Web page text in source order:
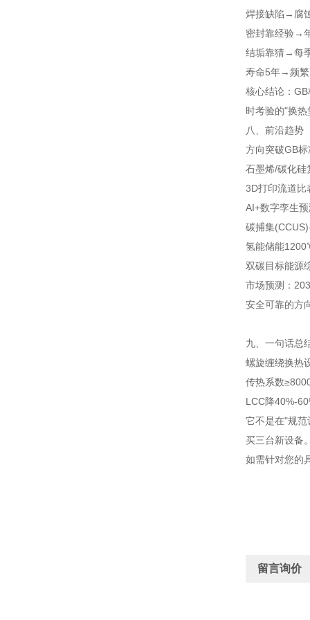
焊接缺陷→腐
密封靠经验→
结垢靠猜→每
寿命5年→频
核心结论：
时考验的"换热
八、前沿趋
方向突破GB
石墨烯/碳化硅
3D打印流道比
AI+数字孪生
碳捕集(CCUS)
氢能储能
双碳目标能源
市场预测：
安全可靠的方
九、一句话总
螺旋缠绕换热
传热系数
LCC降40%-
它不是在"规
买三台新设备
如需针对您的
留言询价